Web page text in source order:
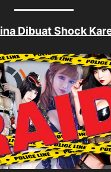
Dibuat Shock